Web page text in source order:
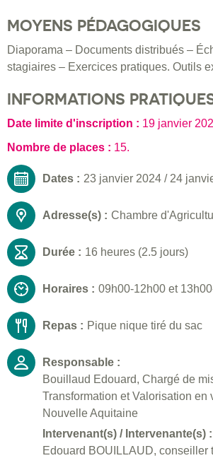
MOYENS PÉDAGOGIQUES
Diaporama – Documents distribués –
stagiaires – Exercices pratiques. Outils
INFORMATIONS
Date limite d'inscription : 19 janvier
Nombre de places : 15.
Dates : 23 janvier 2024 / 24
Adresse(s) : Chambre
Durée : 16 heures (2.5 jours)
Horaires : 09h00-12h00 et
Repas : Pique nique tiré du sac
Responsable :
Bouillaud Edouard, Chargé de
Transformation et Valorisation en
Nouvelle Aquitaine
Intervenant(s) / Intervenante(s) :
Edouard BOUILLAUD, conseiller